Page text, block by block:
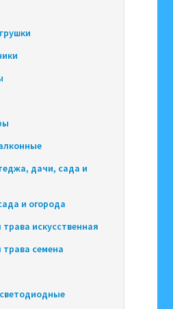
дачи, сада и
и огорода
трава искусственная
трава семена